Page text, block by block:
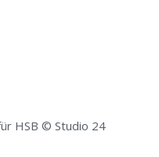
HSB © Studio 24